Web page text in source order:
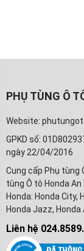
PHỤ TÙNG Ô
Website:
GPKD số:
ngày 22/04/2016
Cung cấp Phụ tùng
tùng Ô tô Honda
Honda: Honda City,
Honda Jazz,
Liên hệ